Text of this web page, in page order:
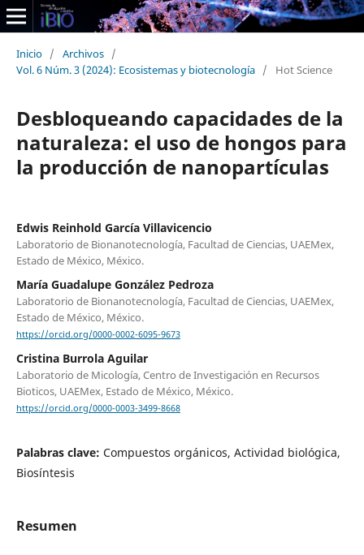
Inicio / Archivos /
Vol. 6 Núm. 3 (2024): Ecosistemas y biotecnología / Hot Science
Desbloqueando capacidades de la
naturaleza: el uso de hongos para
la producción de nanopartículas
Edwis Reinhold García Villavicencio
Laboratorio de Bionanotecnología, Facultad de Ciencias, UAEMex,
Estado de México, México.
María Guadalupe González Pedroza
Laboratorio de Bionanotecnología, Facultad de Ciencias, UAEMex,
Estado de México, México.
https://orcid.org/0000-0002-6095-9673
Cristina Burrola Aguilar
Laboratorio de Micología, Centro de Investigación en Recursos
Bioticos, UAEMex, Estado de México, México.
https://orcid.org/0000-0003-3499-8668
Palabras clave: Compuestos orgánicos, Actividad biológica,
Biosíntesis
Resumen